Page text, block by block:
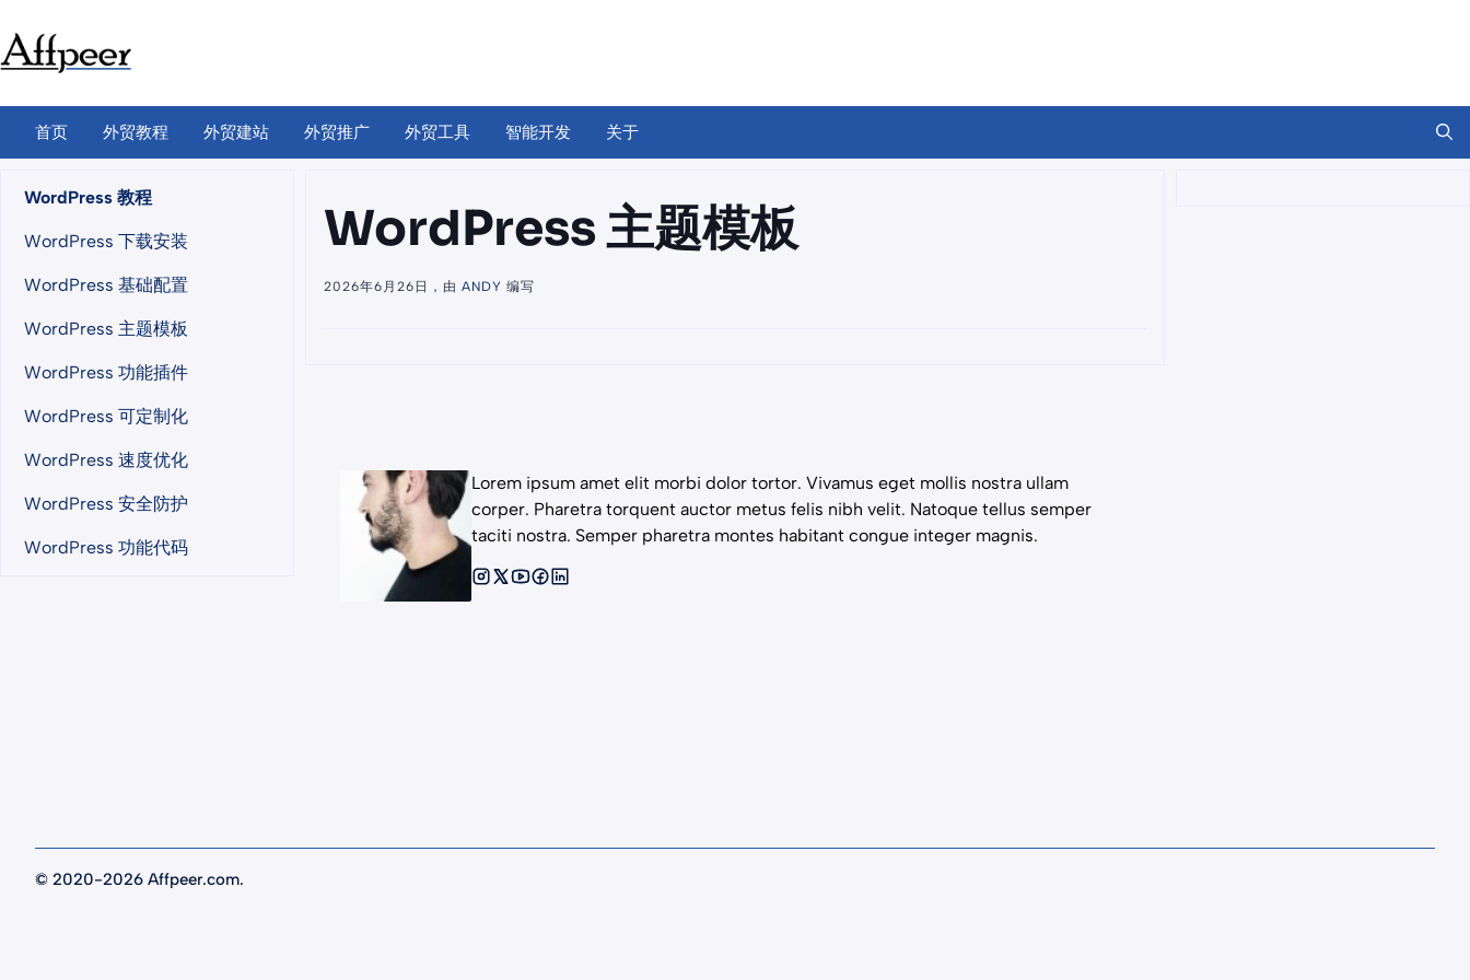
至
内
首页 外贸教程 外贸建站 外贸推广 外贸工具 智能开发 关于
WordPress 主题模板
2026年6月26日，由 ANDY 编写
Lorem ipsum amet elit morbi dolor tortor. Vivamus eget mollis nostra ullam
corper. Pharetra torquent auctor metus felis nibh velit. Natoque tellus semper
taciti nostra. Semper pharetra montes habitant congue integer magnis.
WordPress 教程
WordPress 下载安装
WordPress 基础配置
WordPress 主题模板
WordPress 功能插件
WordPress 可定制化
WordPress 速度优化
WordPress 安全防护
WordPress 功能代码
© 2020-2026 Affpeer.com.